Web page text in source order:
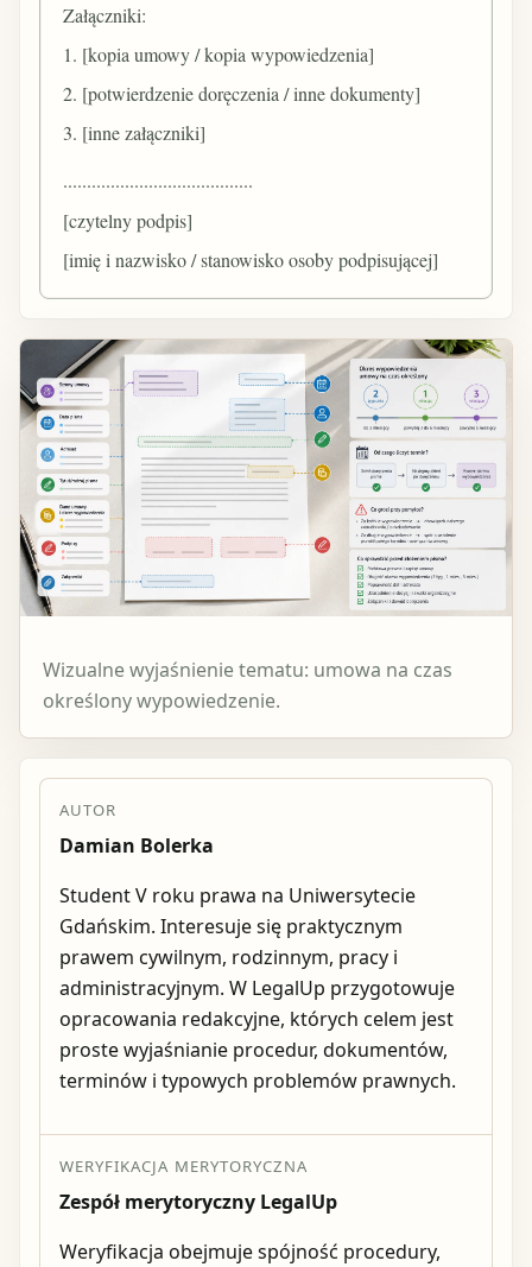
Załączniki:
1. [kopia umowy / kopia wypowiedzenia]
2. [potwierdzenie doręczenia / inne dokumenty]
3. [inne załączniki]
........................................
[czytelny podpis]
[imię i nazwisko / stanowisko osoby podpisującej]
Wizualne wyjaśnienie tematu: umowa na czas
określony wypowiedzenie.
AUTOR
Damian Bolerka
Student V roku prawa na Uniwersytecie
Gdańskim. Interesuje się praktycznym
prawem cywilnym, rodzinnym, pracy i
administracyjnym. W LegalUp przygotowuje
opracowania redakcyjne, których celem jest
proste wyjaśnianie procedur, dokumentów,
terminów i typowych problemów prawnych.
WERYFIKACJA MERYTORYCZNA
Zespół merytoryczny LegalUp
Weryfikacja obejmuje spójność procedury,